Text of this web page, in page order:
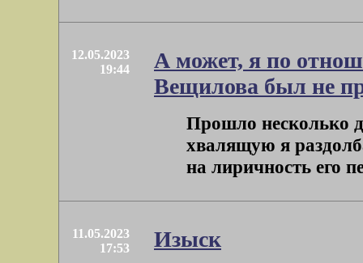
12.05.2023
19:44
А может, я по
Вещилова был не
Прошло несколько
хвалящую я
на лиричность его
11.05.2023
17:53
Изыск